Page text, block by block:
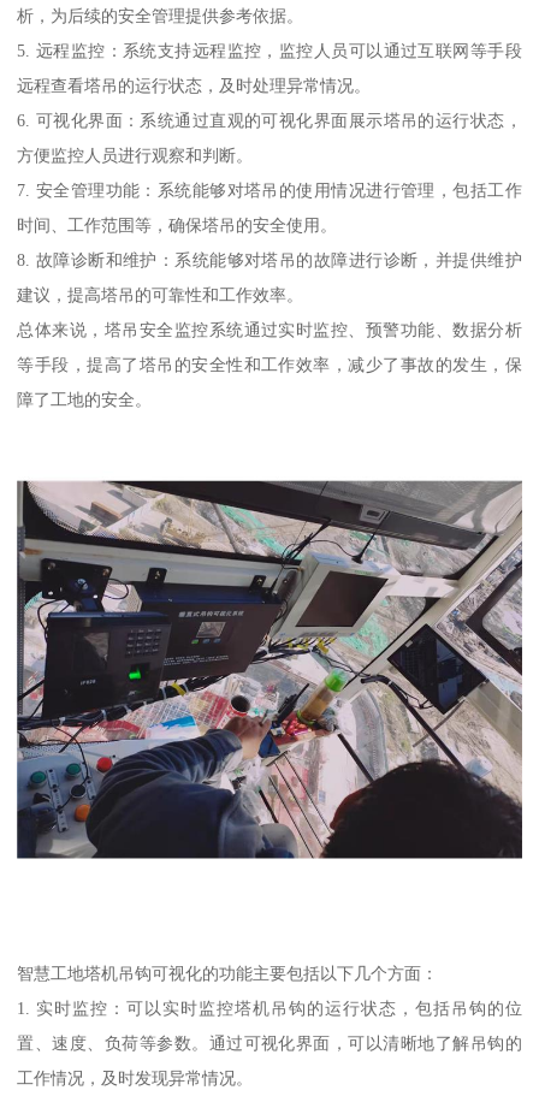
析，为后续的安全管理提供参考依据。
5. 远程监控：系统支持远程监控，监控人员可以通过互联网等手段
远程查看塔吊的运行状态，及时处理异常情况。
6. 可视化界面：系统通过直观的可视化界面展示塔吊的运行状态，
方便监控人员进行观察和判断。
7. 安全管理功能：系统能够对塔吊的使用情况进行管理，包括工作
时间、工作范围等，确保塔吊的安全使用。
8. 故障诊断和维护：系统能够对塔吊的故障进行诊断，并提供维护
建议，提高塔吊的可靠性和工作效率。
总体来说，塔吊安全监控系统通过实时监控、预警功能、数据分析
等手段，提高了塔吊的安全性和工作效率，减少了事故的发生，保
障了工地的安全。
智慧工地塔机吊钩可视化的功能主要包括以下几个方面：
1. 实时监控：可以实时监控塔机吊钩的运行状态，包括吊钩的位
置、速度、负荷等参数。通过可视化界面，可以清晰地了解吊钩的
工作情况，及时发现异常情况。